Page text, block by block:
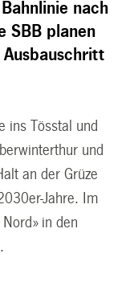
nach
SBB planen
ins Tösstal und
und
an der Grüze
Jahre. Im
in den